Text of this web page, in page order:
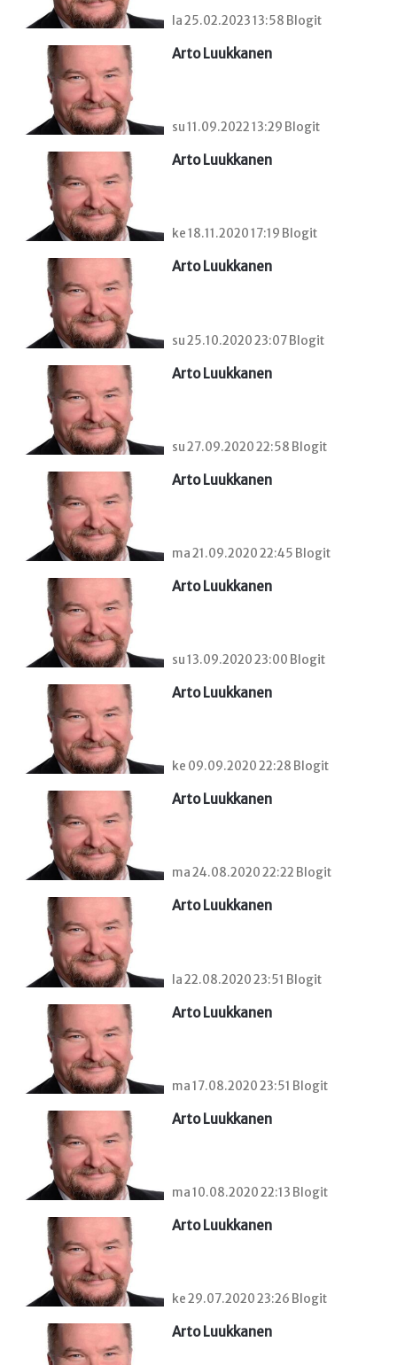
la 25.02.2023 13:58 Blogit
Arto Luukkanen
su 11.09.2022 13:29 Blogit
Arto Luukkanen
ke 18.11.2020 17:19 Blogit
Arto Luukkanen
su 25.10.2020 23:07 Blogit
Arto Luukkanen
su 27.09.2020 22:58 Blogit
Arto Luukkanen
ma 21.09.2020 22:45 Blogit
Arto Luukkanen
su 13.09.2020 23:00 Blogit
Arto Luukkanen
ke 09.09.2020 22:28 Blogit
Arto Luukkanen
ma 24.08.2020 22:22 Blogit
Arto Luukkanen
la 22.08.2020 23:51 Blogit
Arto Luukkanen
ma 17.08.2020 23:51 Blogit
Arto Luukkanen
ma 10.08.2020 22:13 Blogit
Arto Luukkanen
ke 29.07.2020 23:26 Blogit
Arto Luukkanen